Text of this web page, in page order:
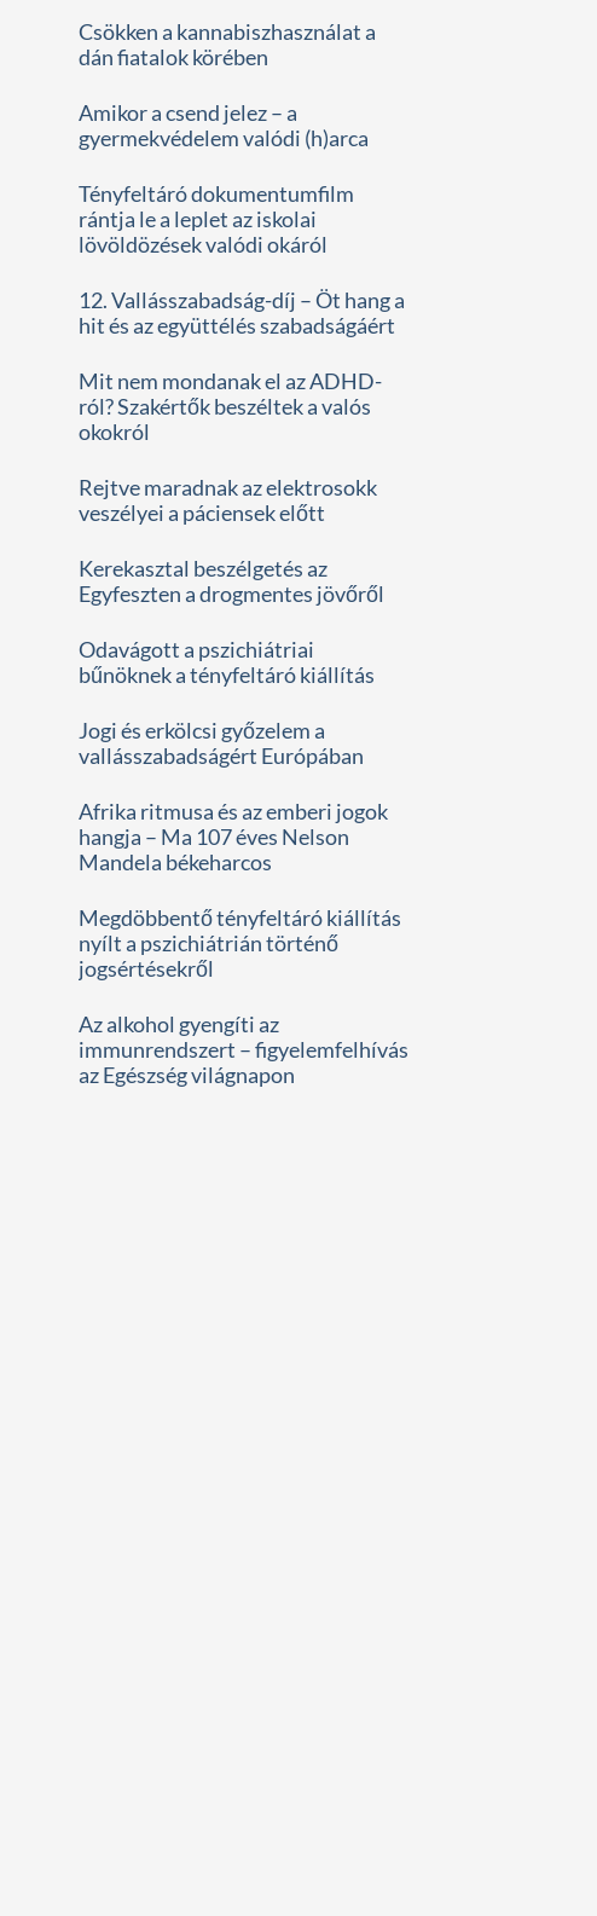
Csökken a kannabiszhasználat a
dán fiatalok körében
Amikor a csend jelez – a
gyermekvédelem valódi (h)arca
Tényfeltáró dokumentumfilm
rántja le a leplet az iskolai
lövöldözések valódi okáról
12. Vallásszabadság-díj – Öt hang a
hit és az együttélés szabadságáért
Mit nem mondanak el az ADHD-
ról? Szakértők beszéltek a valós
okokról
Rejtve maradnak az elektrosokk
veszélyei a páciensek előtt
Kerekasztal beszélgetés az
Egyfeszten a drogmentes jövőről
Odavágott a pszichiátriai
bűnöknek a tényfeltáró kiállítás
Jogi és erkölcsi győzelem a
vallásszabadságért Európában
Afrika ritmusa és az emberi jogok
hangja – Ma 107 éves Nelson
Mandela békeharcos
Megdöbbentő tényfeltáró kiállítás
nyílt a pszichiátrián történő
jogsértésekről
Az alkohol gyengíti az
immunrendszert – figyelemfelhívás
az Egészség világnapon